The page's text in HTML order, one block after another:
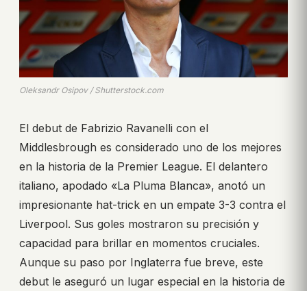
Oleksandr Osipov / Shutterstock.com
El debut de Fabrizio Ravanelli con el
Middlesbrough es considerado uno de los mejores
en la historia de la Premier League. El delantero
italiano, apodado «La Pluma Blanca», anotó un
impresionante hat-trick en un empate 3-3 contra el
Liverpool. Sus goles mostraron su precisión y
capacidad para brillar en momentos cruciales.
Aunque su paso por Inglaterra fue breve, este
debut le aseguró un lugar especial en la historia de